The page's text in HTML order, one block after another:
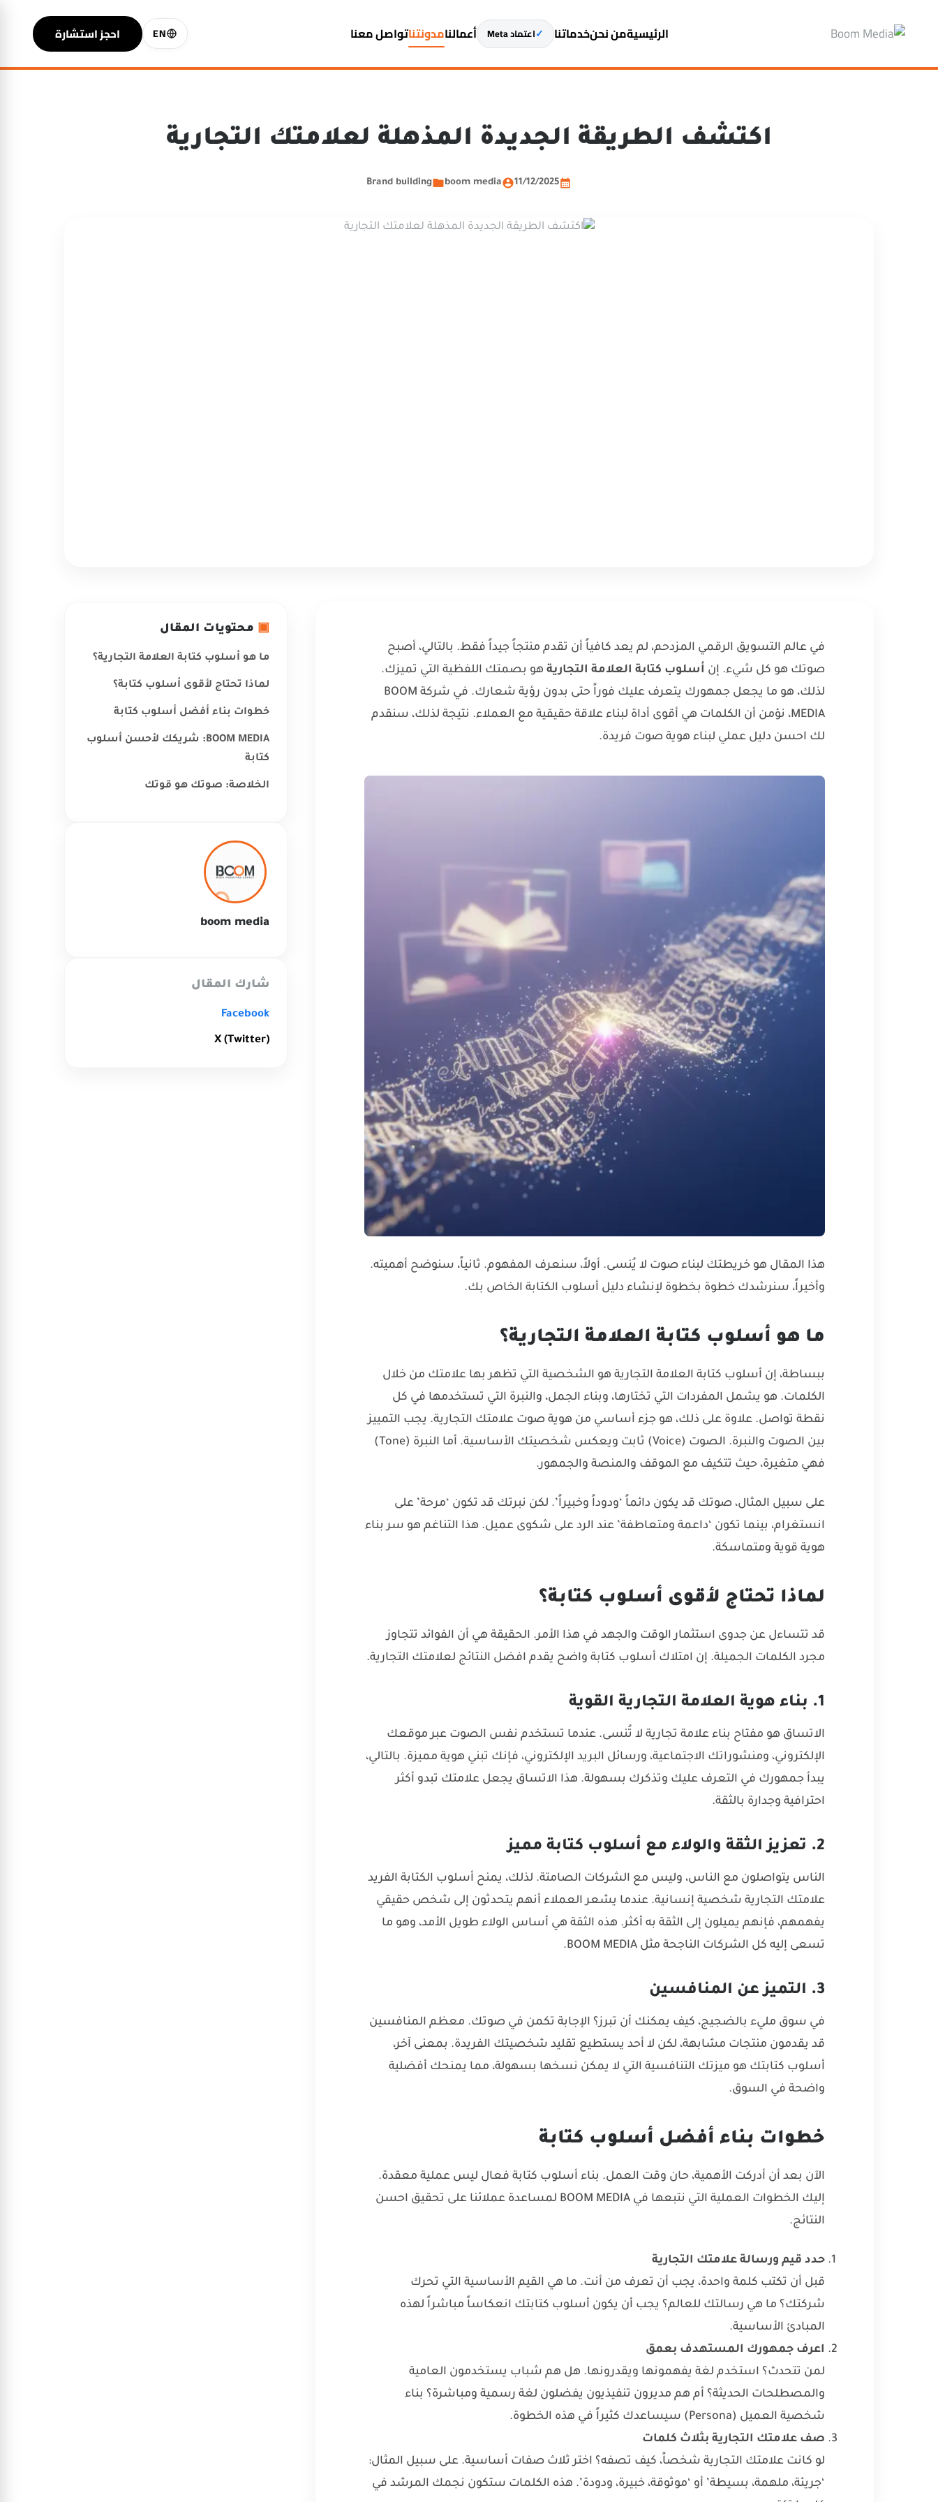
الرئيسيةمن نحنخدماتنا ✓اعتماد Meta أعمالنامدونتناتواصل معنا EN احجز استشارة
اكتشف الطريقة الجديدة المذهلة لعلامتك التجارية
11/12/2025
boom media
Brand building
في عالم التسويق الرقمي المزدحم، لم يعد كافياً أن تقدم منتجاً جيداً فقط. بالتالي، أصبح
صوتك هو كل شيء. إن أسلوب كتابة العلامة التجارية هو بصمتك اللفظية التي تميزك.
لذلك، هو ما يجعل جمهورك يتعرف عليك فوراً حتى بدون رؤية شعارك. في شركة BOOM
MEDIA، نؤمن أن الكلمات هي أقوى أداة لبناء علاقة حقيقية مع العملاء. نتيجة لذلك، سنقدم
لك احسن دليل عملي لبناء هوية صوت فريدة.
هذا المقال هو خريطتك لبناء صوت لا يُنسى. أولاً، سنعرف المفهوم. ثانياً، سنوضح أهميته.
وأخيراً، سنرشدك خطوة بخطوة لإنشاء دليل أسلوب الكتابة الخاص بك.
ما هو أسلوب كتابة العلامة التجارية؟
ببساطة، إن أسلوب كتابة العلامة التجارية هو الشخصية التي تظهر بها علامتك من خلال
الكلمات. هو يشمل المفردات التي تختارها، وبناء الجمل، والنبرة التي تستخدمها في كل
نقطة تواصل. علاوة على ذلك، هو جزء أساسي من هوية صوت علامتك التجارية. يجب التمييز
بين الصوت والنبرة. الصوت (Voice) ثابت ويعكس شخصيتك الأساسية. أما النبرة (Tone)
فهي متغيرة، حيث تتكيف مع الموقف والمنصة والجمهور.
على سبيل المثال، صوتك قد يكون دائماً ‘ودوداً وخبيراً’. لكن نبرتك قد تكون ‘مرحة’ على
انستغرام، بينما تكون ‘داعمة ومتعاطفة’ عند الرد على شكوى عميل. هذا التناغم هو سر بناء
هوية قوية ومتماسكة.
لماذا تحتاج لأقوى أسلوب كتابة؟
قد تتساءل عن جدوى استثمار الوقت والجهد في هذا الأمر. الحقيقة هي أن الفوائد تتجاوز
مجرد الكلمات الجميلة. إن امتلاك أسلوب كتابة واضح يقدم افضل النتائج لعلامتك التجارية.
1. بناء هوية العلامة التجارية القوية
الاتساق هو مفتاح بناء علامة تجارية لا تُنسى. عندما تستخدم نفس الصوت عبر موقعك
الإلكتروني، ومنشوراتك الاجتماعية، ورسائل البريد الإلكتروني، فإنك تبني هوية مميزة. بالتالي،
يبدأ جمهورك في التعرف عليك وتذكرك بسهولة. هذا الاتساق يجعل علامتك تبدو أكثر
احترافية وجدارة بالثقة.
2. تعزيز الثقة والولاء مع أسلوب كتابة مميز
الناس يتواصلون مع الناس، وليس مع الشركات الصامتة. لذلك، يمنح أسلوب الكتابة الفريد
علامتك التجارية شخصية إنسانية. عندما يشعر العملاء أنهم يتحدثون إلى شخص حقيقي
يفهمهم، فإنهم يميلون إلى الثقة به أكثر. هذه الثقة هي أساس الولاء طويل الأمد، وهو ما
تسعى إليه كل الشركات الناجحة مثل BOOM MEDIA.
3. التميز عن المنافسين
في سوق مليء بالضجيج، كيف يمكنك أن تبرز؟ الإجابة تكمن في صوتك. معظم المنافسين
قد يقدمون منتجات مشابهة، لكن لا أحد يستطيع تقليد شخصيتك الفريدة. بمعنى آخر،
أسلوب كتابتك هو ميزتك التنافسية التي لا يمكن نسخها بسهولة، مما يمنحك أفضلية
واضحة في السوق.
خطوات بناء أفضل أسلوب كتابة
الآن بعد أن أدركت الأهمية، حان وقت العمل. بناء أسلوب كتابة فعال ليس عملية معقدة.
إليك الخطوات العملية التي نتبعها في BOOM MEDIA لمساعدة عملائنا على تحقيق احسن
النتائج.
حدد قيم ورسالة علامتك التجارية
قبل أن تكتب كلمة واحدة، يجب أن تعرف من أنت. ما هي القيم الأساسية التي تحرك
شركتك؟ ما هي رسالتك للعالم؟ يجب أن يكون أسلوب كتابتك انعكاساً مباشراً لهذه
المبادئ الأساسية.
اعرف جمهورك المستهدف بعمق
لمن تتحدث؟ استخدم لغة يفهمونها ويقدرونها. هل هم شباب يستخدمون العامية
والمصطلحات الحديثة؟ أم هم مديرون تنفيذيون يفضلون لغة رسمية ومباشرة؟ بناء
شخصية العميل (Persona) سيساعدك كثيراً في هذه الخطوة.
صف علامتك التجارية بثلاث كلمات
لو كانت علامتك التجارية شخصاً، كيف تصفه؟ اختر ثلاث صفات أساسية. على سبيل المثال:
‘جريئة، ملهمة، بسيطة’ أو ‘موثوقة، خبيرة، ودودة’. هذه الكلمات ستكون نجمك المرشد في
▣ محتويات المقال
ما هو أسلوب كتابة العلامة التجارية؟
لماذا تحتاج لأقوى أسلوب كتابة؟
خطوات بناء أفضل أسلوب كتابة
BOOM MEDIA: شريكك لأحسن أسلوب
كتابة
الخلاصة: صوتك هو قوتك
boom media
شارك المقال
Facebook
X (Twitter)